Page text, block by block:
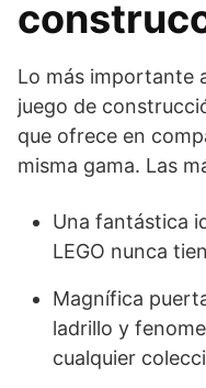
Lo más importante
juego de
que ofrece en
misma gama. Las
Una fantástica
LEGO nunca
Magnífica
ladrillo y
cualquier